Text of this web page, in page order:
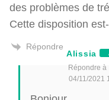
des problèmes de
Cette disposition
Répondre
Alissia
Répondre à
04/11/2021